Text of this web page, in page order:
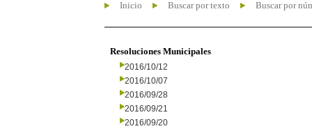
Inicio Buscar por texto Buscar por
Resoluciones Municipales
2016/10/12
2016/10/07
2016/09/28
2016/09/21
2016/09/20